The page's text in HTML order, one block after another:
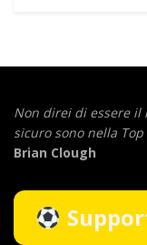
Non direi di essere il
sicuro sono nella Top
Brian Clough